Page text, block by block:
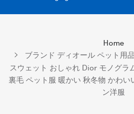
Home
ブランド ディオール ペット用
スウェット おしゃれ Dior モノグラ
裏毛 ペット服 暖かい 秋冬物 かわい
ン洋服